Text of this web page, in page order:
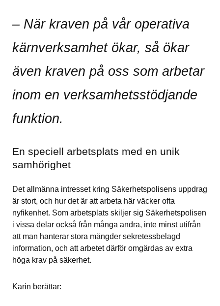
– När kraven på vår operativa
kärnverksamhet ökar, så ökar
även kraven på oss som arbetar
inom en verksamhetsstödjande
funktion.
En speciell arbetsplats med en unik
samhörighet
Det allmänna intresset kring Säkerhetspolisens uppdrag
är stort, och hur det är att arbeta här väcker ofta
nyfikenhet. Som arbetsplats skiljer sig Säkerhetspolisen
i vissa delar också från många andra, inte minst utifrån
att man hanterar stora mängder sekretessbelagd
information, och att arbetet därför omgärdas av extra
höga krav på säkerhet.
Karin berättar: